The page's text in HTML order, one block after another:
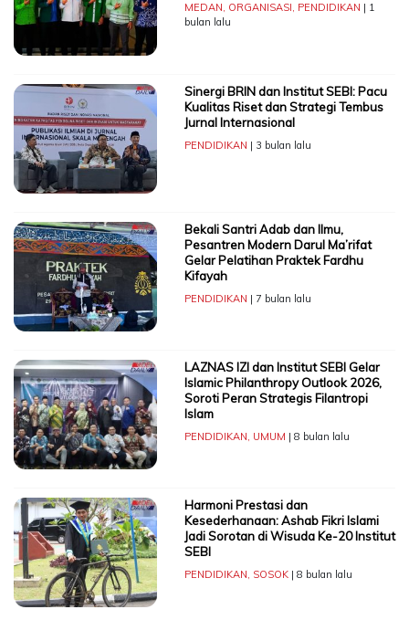
MEDAN, ORGANISASI, PENDIDIKAN | 1
bulan lalu
Sinergi BRIN dan Institut SEBI: Pacu
Kualitas Riset dan Strategi Tembus
Jurnal Internasional
PENDIDIKAN | 3 bulan lalu
Bekali Santri Adab dan Ilmu,
Pesantren Modern Darul Ma’rifat
Gelar Pelatihan Praktek Fardhu
Kifayah
PENDIDIKAN | 7 bulan lalu
LAZNAS IZI dan Institut SEBI Gelar
Islamic Philanthropy Outlook 2026,
Soroti Peran Strategis Filantropi
Islam
PENDIDIKAN, UMUM | 8 bulan lalu
Harmoni Prestasi dan
Kesederhanaan: Ashab Fikri Islami
Jadi Sorotan di Wisuda Ke-20 Institut
SEBI
PENDIDIKAN, SOSOK| 8 bulan lalu